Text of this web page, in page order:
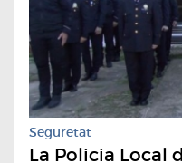
Seguretat
La Policia Local